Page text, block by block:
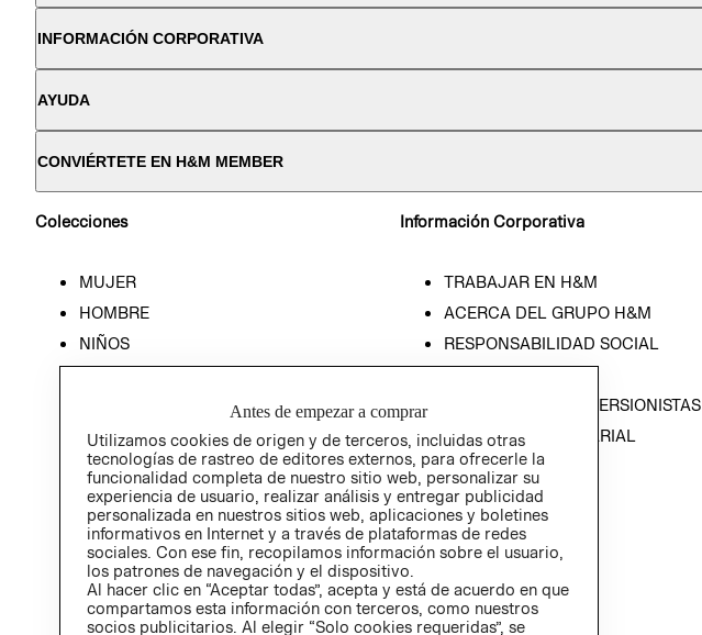
INFORMACIÓN CORPORATIVA
AYUDA
CONVIÉRTETE EN H&M MEMBER
Colecciones
MUJER
HOMBRE
NIÑOS
Información Corporativa
TRABAJAR EN H&M
ACERCA DEL GRUPO H&M
RESPONSABILIDAD SOCIAL
RELACIÓN CON INVERSIONISTAS
POLÍTICA EMPRESARIAL
Antes de empezar a comprar
Utilizamos cookies de origen y de terceros, incluidas otras
tecnologías de rastreo de editores externos, para ofrecerle la
funcionalidad completa de nuestro sitio web, personalizar su
experiencia de usuario, realizar análisis y entregar publicidad
personalizada en nuestros sitios web, aplicaciones y boletines
informativos en Internet y a través de plataformas de redes
sociales. Con ese fin, recopilamos información sobre el usuario,
los patrones de navegación y el dispositivo.
Al hacer clic en “Aceptar todas”, acepta y está de acuerdo en que
compartamos esta información con terceros, como nuestros
socios publicitarios. Al elegir “Solo cookies requeridas”, se